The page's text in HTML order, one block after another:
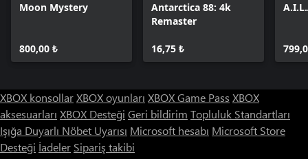
Moon Mystery
800,00 ₺
Antarctica 88: 4k
Remaster
16,75 ₺
XBOX konsollarXBOX oyunları XBOX Game Pass XBOX
aksesuarları XBOX Desteği Geri bildirim Topluluk Standartları
Işığa Duyarlı Nöbet Uyarısı Microsoft hesabı Microsoft Store
Desteği İadeler Sipariş takibi